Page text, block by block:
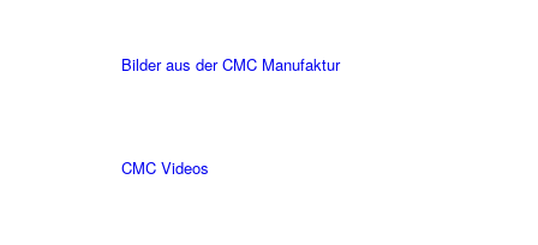
Bilder aus der CMC Manufaktur
CMC Videos